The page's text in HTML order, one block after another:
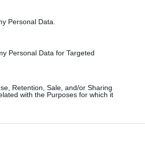
Personal Data.
Personal Data for Targeted
Retention, Sale, and/or Sharing
with the Purposes for which it